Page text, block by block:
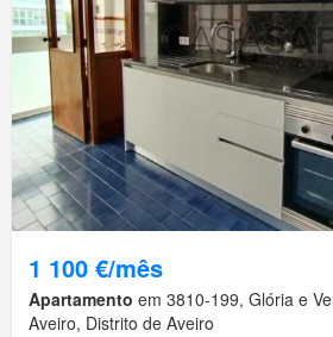
1 100 €/mês
Apartamento em 3810-199, Glória e
Aveiro, Distrito de Aveiro